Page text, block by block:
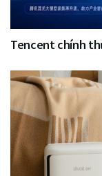
Tencent chính